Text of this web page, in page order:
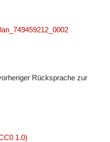
Rücksprache zur
1.0)